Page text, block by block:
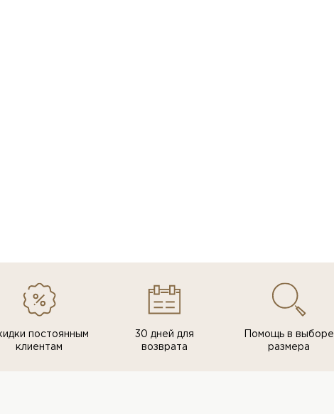
постоянным
клиентам
30 дней для
возврата
Помощь в выборе
размера